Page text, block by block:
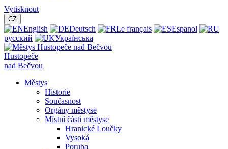
Vytisknout
CZ
English Deutsch Le français
Espanol
русский
Українська
Hustopeče
nad Bečvou
Městys
Historie
Současnost
Orgány městyse
Místní části městyse
Hranické Loučky
Vysoká
Poruba